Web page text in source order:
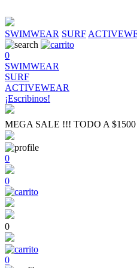
SWIMWEAR SURF
0
SWIMWEAR
SURF
ACTIVEWEAR
¡Escribinos!
MEGA SALE !!! TODO A $1500
0
0
0
0